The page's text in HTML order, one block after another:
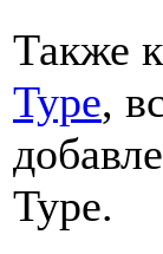
Также
Type,
Type.